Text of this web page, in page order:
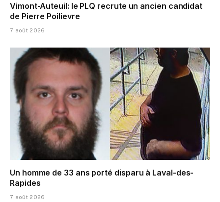
Vimont-Auteuil: le PLQ recrute un ancien candidat
de Pierre Poilievre
7 août 2026
Un homme de 33 ans porté disparu à Laval-des-
Rapides
7 août 2026